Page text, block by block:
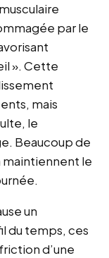
par le
». Cette
mais
le
Beaucoup de
maintiennent le
un
du temps, ces
d’une